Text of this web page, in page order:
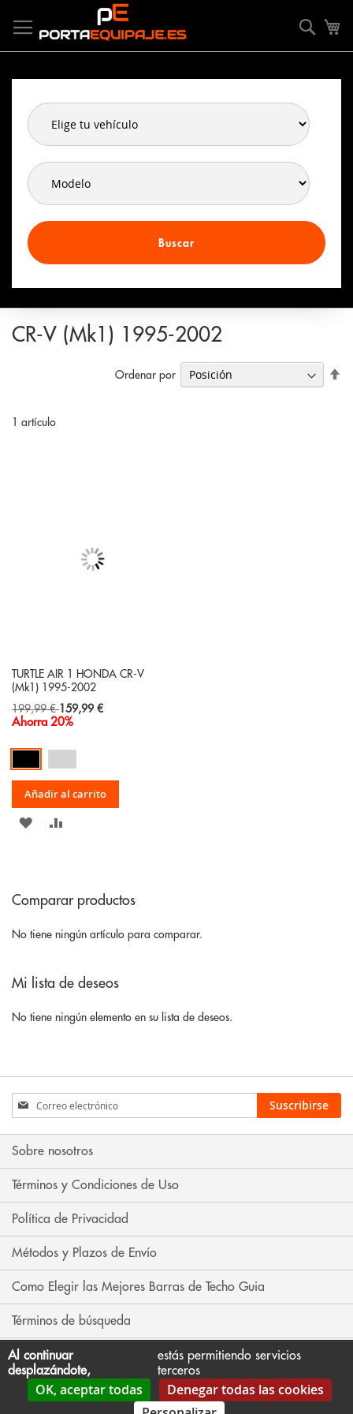
contenido
Buscar
CR-V (Mk1) 1995-2002
1 artículo
Ordenar por
TURTLE AIR 1 HONDA CR-V
(Mk1) 1995-2002
199,99 € Special
Price
159,99 €
Ahorra 20%
Añadir al carrito
AÑADIR
LISTA
DE
Comparar productos
No tiene ningún artículo para comparar.
Mi lista de deseos
No tiene ningún elemento en su lista de deseos.
Inscríbase
a
nuestro
boletín
noticias:
Suscribirse
Sobre nosotros
Términos y Condiciones de Uso
Política de Privacidad
Métodos y Plazos de Envío
Como Elegir las Mejores Barras de Techo Guia
Términos de búsqueda
Búsqueda avanzada
Contáctenos
Panel de gestión de cookies
Al continuar
desplazándote,
estás permitiendo servicios
terceros
OK, aceptar todas
Denegar todas las cookies